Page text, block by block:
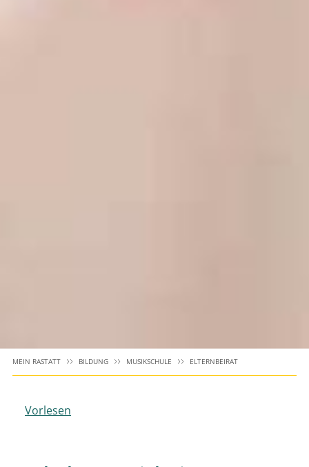
MEIN RASTATT BILDUNG MUSIKSCHULE ELTERNBEIRAT
Vorlesen